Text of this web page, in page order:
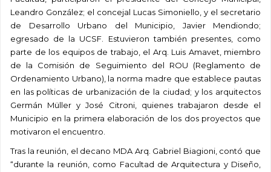
Leandro González; el concejal Lucas Simoniello, y el secretario
de Desarrollo Urbano del Municipio, Javier Mendiondo;
egresado de la UCSF. Estuvieron también presentes, como
parte de los equipos de trabajo, el Arq. Luis Amavet, miembro
de la Comisión de Seguimiento del ROU (Reglamento de
Ordenamiento Urbano), la norma madre que establece pautas
en las políticas de urbanización de la ciudad; y los arquitectos
Germán Müller y José Citroni, quienes trabajaron desde el
Municipio en la primera elaboración de los dos proyectos que
motivaron el encuentro.
Tras la reunión, el decano MDA Arq. Gabriel Biagioni, contó que
“durante la reunión, como Facultad de Arquitectura y Diseño,